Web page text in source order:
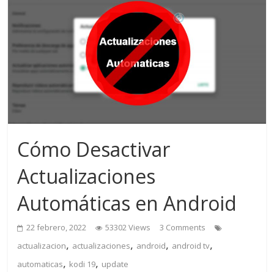
Cómo Desactivar
Actualizaciones
Automáticas en Android
22 febrero, 2022 53302 Views
3 Comments
actualizacion, actualizaciones, android, android tv,
automaticas, kodi 19, update